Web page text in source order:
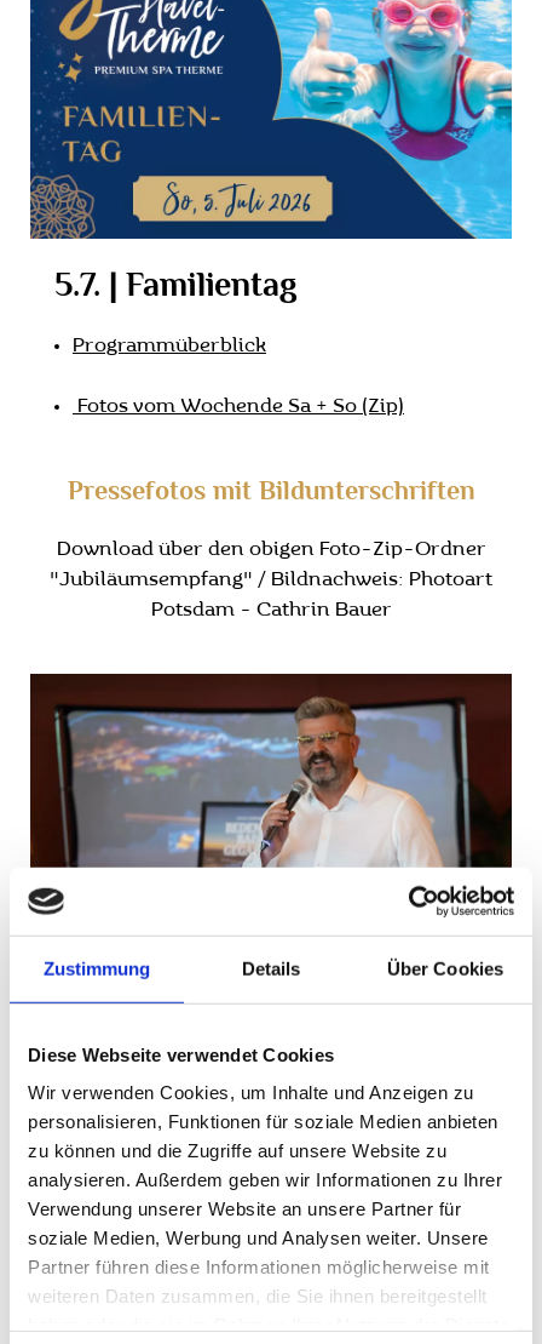
Zustimmung Details Über Cookies
Diese Webseite verwendet Cookies
Wir verwenden Cookies, um Inhalte und Anzeigen zu
personalisieren, Funktionen für soziale Medien anbieten
zu können und die Zugriffe auf unsere Website zu
analysieren. Außerdem geben wir Informationen zu Ihrer
Verwendung unserer Website an unsere Partner für
soziale Medien, Werbung und Analysen weiter. Unsere
Partner führen diese Informationen möglicherweise mit
weiteren Daten zusammen, die Sie ihnen bereitgestellt
5.7. | Familientag
Programmüberblick
Fotos vom Wochende Sa + So (Zip)
Pressefotos mit Bildunterschriften
Download über den obigen Foto-Zip-Ordner
"Jubiläumsempfang" / Bildnachweis: Photoart
Potsdam - Cathrin Bauer
Begrüßung der Gäste und
Rede mit Rückblick auf 5
Jahre Havel-Therme & einem
Ausblick auf die Zukunft
Geschäftsführer Andreas Schauer